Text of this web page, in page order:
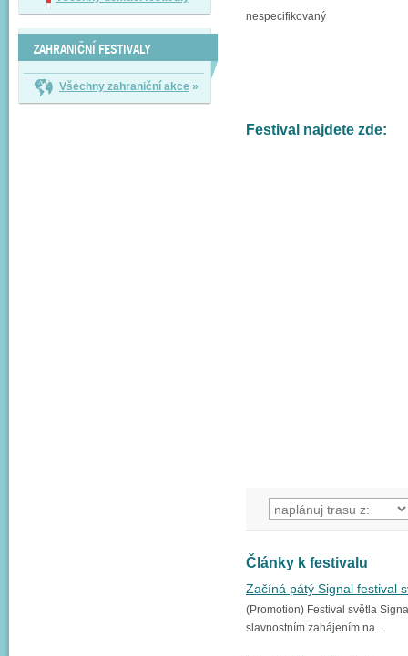
ZAHRANIČNÍ FESTIVALY
Všechny zahraniční akce »
nespecifikovaný
Festival najdete zde:
Články k festivalu
Začíná pátý Signal festival
(Promotion) Festival světla
slavnostním zahájením na...